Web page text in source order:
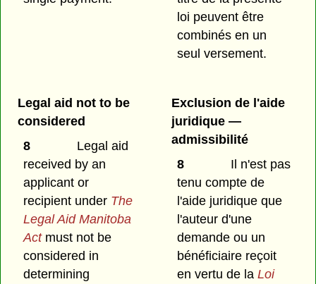
loi peuvent être
combinés en un
seul versement.
Legal aid not to be
considered
8
Legal aid
received by an
applicant or
recipient under The
Legal Aid Manitoba
Actmust not be
considered in
determining
Exclusion de l'aide
juridique —
admissibilité
8
Il n'est pas
tenu compte de
l'aide juridique que
l'auteur d'une
demande ou un
bénéficiaire reçoit
en vertu de laLoi